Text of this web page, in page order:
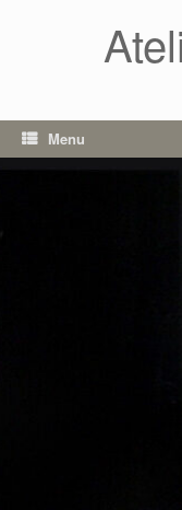
Menu